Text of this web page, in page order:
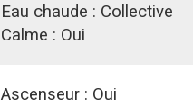
Eau chaude : Collective
Calme : Oui
Ascenseur : Oui